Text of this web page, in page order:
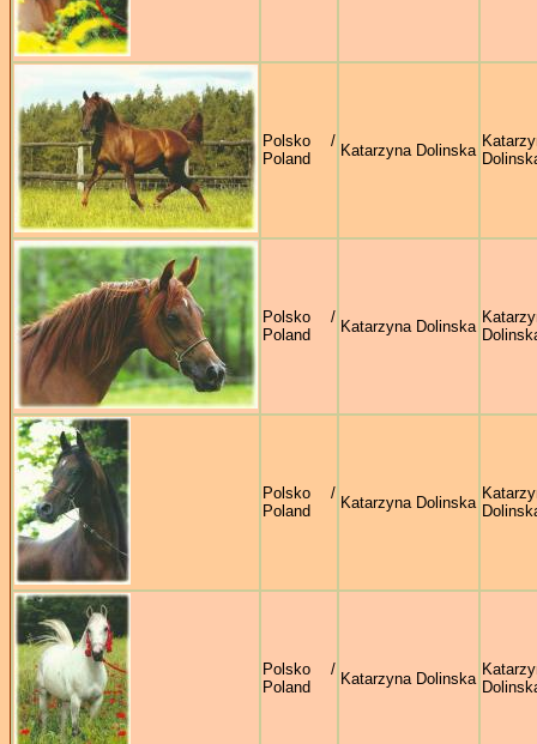
Polsko /
Poland
Katarzyna Dolinska
Polsko /
Poland
Katarzyna Dolinska
Polsko /
Poland
Katarzyna Dolinska
Polsko /
Poland
Katarzyna Dolinska